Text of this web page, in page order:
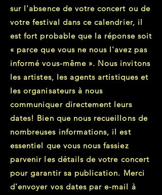
sur l'absence de votre concert ou de
votre festival dans ce calendrier, il
est fort probable que la réponse soit
« parce que vous ne nous l'avez pas
informé vous-même ». Nous invitons
les artistes, les agents artistiques et
les organisateurs à nous
communiquer directement leurs
dates! Bien que nous recueillons de
nombreuses informations, il est
essentiel que vous nous fassiez
parvenir les détails de votre concert
pour garantir sa publication. Merci
d'envoyer vos dates par e-mail à